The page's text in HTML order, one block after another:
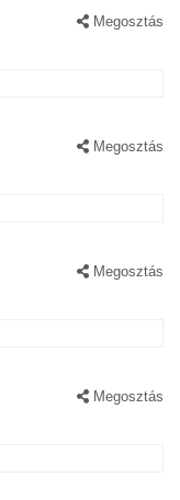
Megosztás
Megosztás
Megosztás
Megosztás